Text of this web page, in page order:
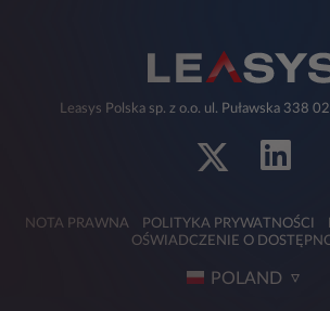
Leasys Polska sp. z o.o. ul. Puławska 338
NOTA PRAWNA POLITYKA PRYWATNOŚCI
OŚWIADCZENIE O
POLAND